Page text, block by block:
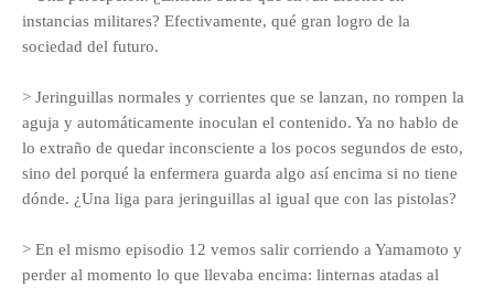
instancias militares? Efectivamente, qué gran logro de la
sociedad del futuro.
> Jeringuillas normales y corrientes que se lanzan, no rompen la
aguja y automáticamente inoculan el contenido. Ya no hablo de
lo extraño de quedar inconsciente a los pocos segundos de esto,
sino del porqué la enfermera guarda algo así encima si no tiene
dónde. ¿Una liga para jeringuillas al igual que con las pistolas?
> En el mismo episodio 12 vemos salir corriendo a Yamamoto y
perder al momento lo que llevaba encima: linternas atadas al